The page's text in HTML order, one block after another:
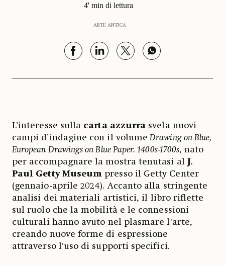
4' min di lettura
ARTE ANTICA
L’interesse sulla carta azzurra svela nuovi
campi d’indagine con il volume Drawing on Blue,
European Drawings on Blue Paper. 1400s-1700s, nato
per accompagnare la mostra tenutasi al J.
Paul Getty Museum presso il Getty Center
(gennaio-aprile 2024). Accanto alla stringente
analisi dei materiali artistici, il libro riflette
sul ruolo che la mobilità e le connessioni
culturali hanno avuto nel plasmare l'arte,
creando nuove forme di espressione
attraverso l'uso di supporti specifici.